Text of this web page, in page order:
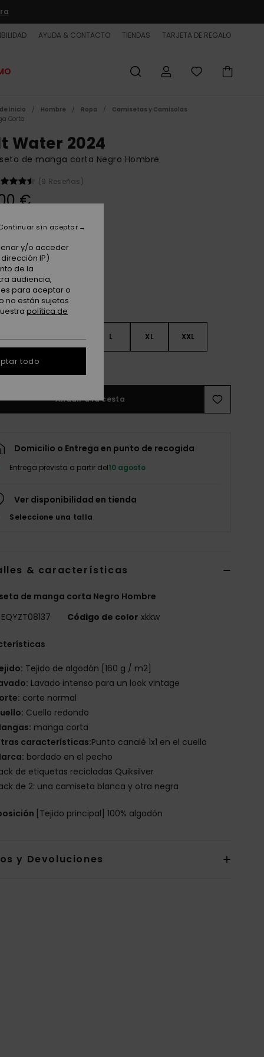
AYUDA & CONTACTO TIENDAS TARJETA DE REGALO
inicio Hombre Ropa
Camisetas y Camisolas
Corta
Water 2024
de manga corta Negro Hombre
(9 Reseñas)
€
L XL XXL
guía de tallas
Añadir a la cesta
Domicilio o Entrega en punto de recogida
Entrega prevista a partir del10 agosto
Ver disponibilidad en tienda
Seleccione una talla
& características
de manga corta Negro Hombre
EQYZT08137 Código de color xkkw
Tejido de algodón [160 g / m2]
Lavado intenso para un look vintage
corte normal
Cuello redondo
manga corta
características:Punto canalé 1x1 en el cuello
bordado en el pecho
de etiquetas recicladas Quiksilver
de 2: una camiseta blanca y otra negra
[Tejido principal] 100% algodón
y Devoluciones
y/o acceder
IP)
de la
audiencia,
para aceptar o
no están sujetas
política de
sin aceptar
todo